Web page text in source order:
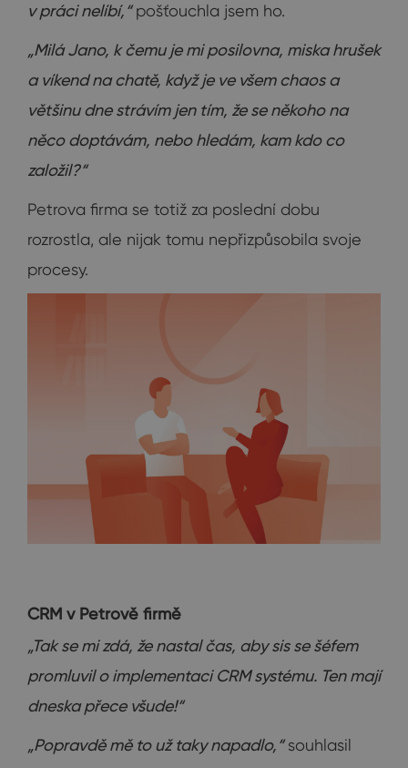
v práci nelíbí,“pošťouchla jsem ho.
„Milá Jano, k čemu je mi posilovna, miska hrušek
a víkend na chatě, když je ve všem chaos a
většinu dne strávím jen tím, že se někoho na
něco doptávám, nebo hledám, kam kdo co
založil?“
Petrova firma se totiž za poslední dobu
rozrostla, ale nijak tomu nepřizpůsobila svoje
procesy.
CRM v Petrově firmě
„Tak se mi zdá, že nastal čas, aby sis se šéfem
promluvil o implementaci CRM systému. Ten mají
dneska přece všude!“
„Popravdě mě to už taky napadlo,“souhlasil